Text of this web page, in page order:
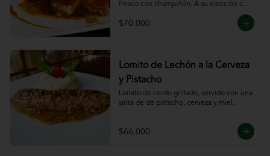
fresco con champiñón. A su elección con
espiral o puré.
$70.000
Lomito de Lechón a la Cerveza
y Pistacho
Lomito de cerdo grillado, servido con una
salsa de de pistacho, cerveza y miel.
$66.000